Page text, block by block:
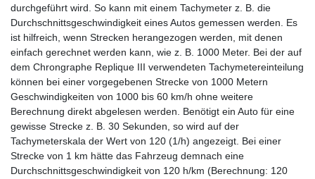
durchgeführt wird. So kann mit einem Tachymeter z. B. die
Durchschnittsgeschwindigkeit eines Autos gemessen werden. Es
ist hilfreich, wenn Strecken herangezogen werden, mit denen
einfach gerechnet werden kann, wie z. B. 1000 Meter. Bei der auf
dem Chrongraphe Replique III verwendeten Tachymetereinteilung
können bei einer vorgegebenen Strecke von 1000 Metern
Geschwindigkeiten von 1000 bis 60 km/h ohne weitere
Berechnung direkt abgelesen werden. Benötigt ein Auto für eine
gewisse Strecke z. B. 30 Sekunden, so wird auf der
Tachymeterskala der Wert von 120 (1/h) angezeigt. Bei einer
Strecke von 1 km hätte das Fahrzeug demnach eine
Durchschnittsgeschwindigkeit von 120 h/km (Berechnung: 120